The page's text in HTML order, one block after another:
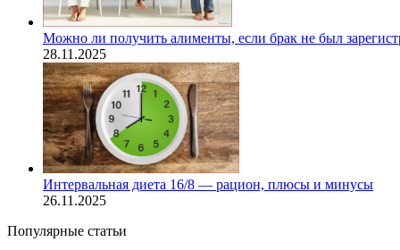
Можно ли получить алименты, если брак не был
28.11.2025
Интервальная диета 16/8 — рацион, плюсы и минусы
26.11.2025
Популярные статьи